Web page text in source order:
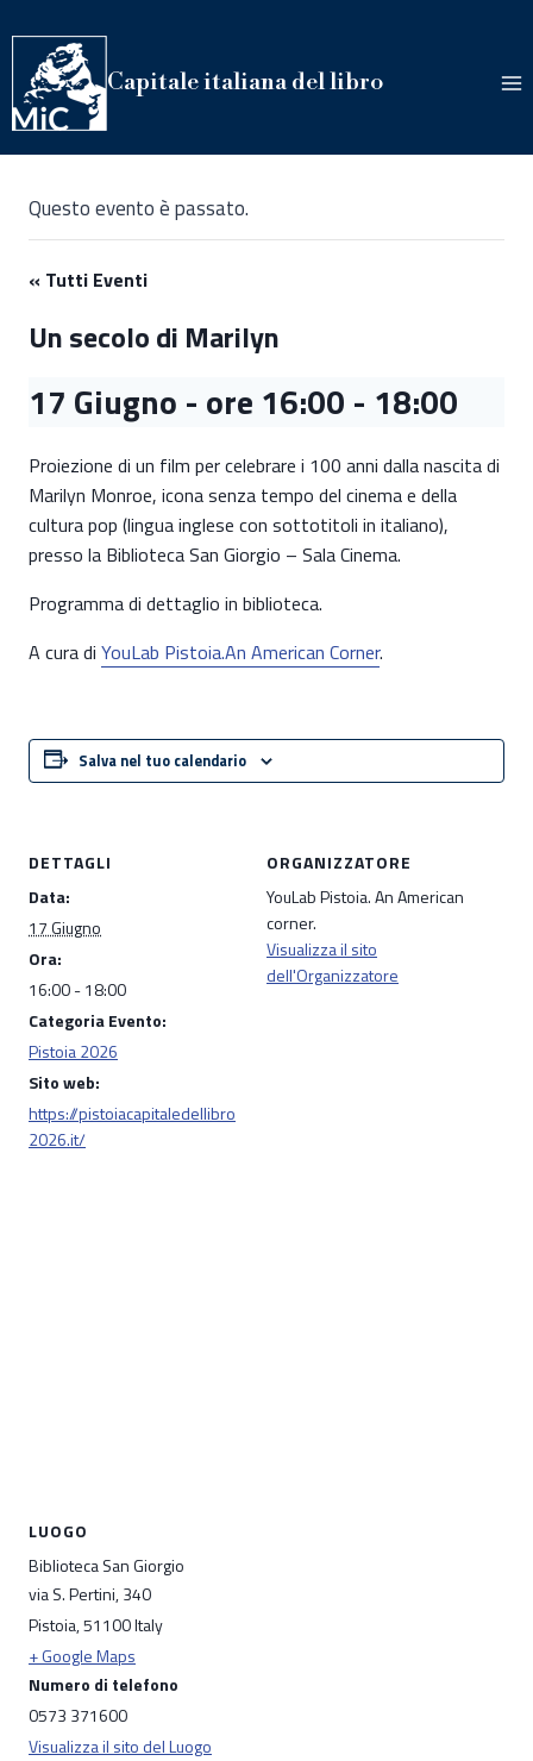
al
contenuto
Capitale italiana del libro
Questo evento è passato.
« Tutti Eventi
Un secolo di Marilyn
17 Giugno - ore 16:00 - 18:00
Proiezione di un film per celebrare i 100 anni dalla nascita di
Marilyn Monroe, icona senza tempo del cinema e della
cultura pop (lingua inglese con sottotitoli in italiano),
presso la Biblioteca San Giorgio – Sala Cinema.
Programma di dettaglio in biblioteca.
A cura di YouLab Pistoia.An American Corner.
Salva nel tuo calendario
DETTAGLI
Data:
17 Giugno
Ora:
16:00 - 18:00
Categoria Evento:
Pistoia 2026
Sito web:
https://pistoiacapitaledellibro
2026.it/
ORGANIZZATORE
YouLab Pistoia. An American
corner.
Visualizza il sito
dell'Organizzatore
LUOGO
Biblioteca San Giorgio
via S. Pertini, 340
Pistoia,51100Italy
+ Google Maps
Numero di telefono
0573 371600
Visualizza il sito del Luogo